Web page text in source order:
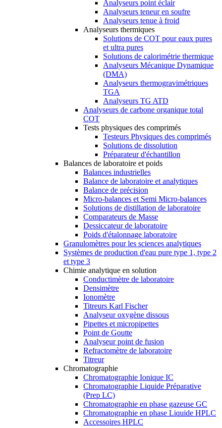
Analyseurs point éclair
Analyseurs teneur en soufre
Analyseurs tenue à froid
Analyseurs thermiques
Solutions de COT pour eaux pures
et ultra pures
Solutions de calorimétrie thermique
Analyseurs Mécanique Dynamique
(DMA)
Analyseurs thermogravimétriques
TGA
Analyseurs TG ATD
Analyseurs de carbone organique total
COT
Tests physiques des comprimés
Testeurs Physiques des comprimés
Solutions de dissolution
Préparateur d'échantillon
Balances de laboratoire et poids
Balances industrielles
Balance de laboratoire et analytiques
Balance de précision
Micro-balances et Semi Micro-balances
Solutions de distillation de laboratoire
Comparateurs de Masse
Dessiccateur de laboratoire
Poids d'étalonnage laboratoire
Granulomètres pour les sciences analytiques
Systèmes de production d'eau pure type 1, type 2
et type 3
Chimie analytique en solution
Conductimètre de laboratoire
Densimètre
Ionomètre
Titreurs Karl Fischer
Analyseur oxygène dissous
Pipettes et micropipettes
Point de Goutte
Analyseur point de fusion
Refractomètre de laboratoire
Titreur
Chromatographie
Chromatographie Ionique IC
Chromatographie Liquide Préparative
(Prep LC)
Chromatographie en phase gazeuse GC
Chromatographie en phase Liquide HPLC
Accessoires HPLC